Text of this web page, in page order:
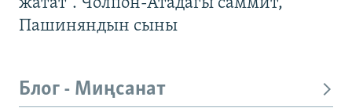
жатат". Чолпон-Атадагы саммит,
Пашиняндын сыны
Блог - Миңсанат